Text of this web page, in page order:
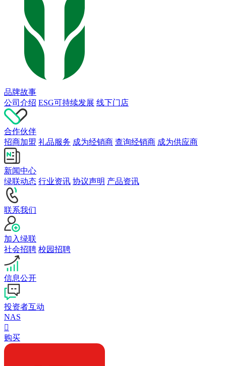
品牌故事
公司介绍 ESG可持续发展 线下门店
合作伙伴
招商加盟 礼品服务 成为经销商 查询经销商 成为供应商
新闻中心
绿联动态 行业资讯 协议声明 产品资讯
联系我们
加入绿联
社会招聘 校园招聘
信息公开
投资者互动
NAS

购买